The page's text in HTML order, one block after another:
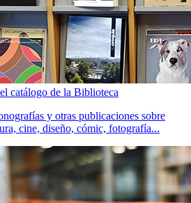
catálogo de la Biblioteca
y otras publicaciones sobre
cine, diseño, cómic, fotografía...